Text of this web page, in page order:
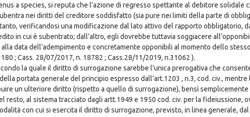
a species, si reputa che l’azione di regresso spettante al debitore solidale
nei diritti del creditore soddisfatto (sia pure nei limiti della parte di
verificandosi una modificazione dal lato attivo del rapporto obbligatorio,
in cui è subentrato; dall’altro, egli dovrebbe tuttavia soggiacere
data dell’adempimento e concretamente opponibili al momento dello
; Cass. 28/07/2017, n. 18782 ; Cass.28/11/2019, n.31062 ).
la quale il diritto di surrogazione sarebbe l’unica prerogativa che
portata generale del principio espresso dall’art.1203 , n.3, cod. civ., mentre
un ulteriore diritto (rispetto a quello di surrogazione), bensì semplicemente
al sistema tracciato dagli artt.1949 e 1950 cod. civ. per la fideiussione,
con cui si esercita il diritto di surrogazione, previsto, in linea generale, dal